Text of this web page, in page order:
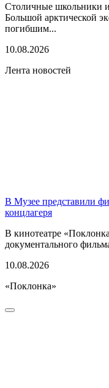
Столичные школьники
Большой арктической
погибшим...
10.08.2026
Лента новостей
В Музее представили
концлагеря
В кинотеатре
документального
10.08.2026
«Поклонка»